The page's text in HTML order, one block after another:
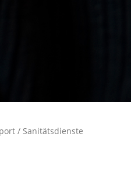
/ Sanitätsdienste